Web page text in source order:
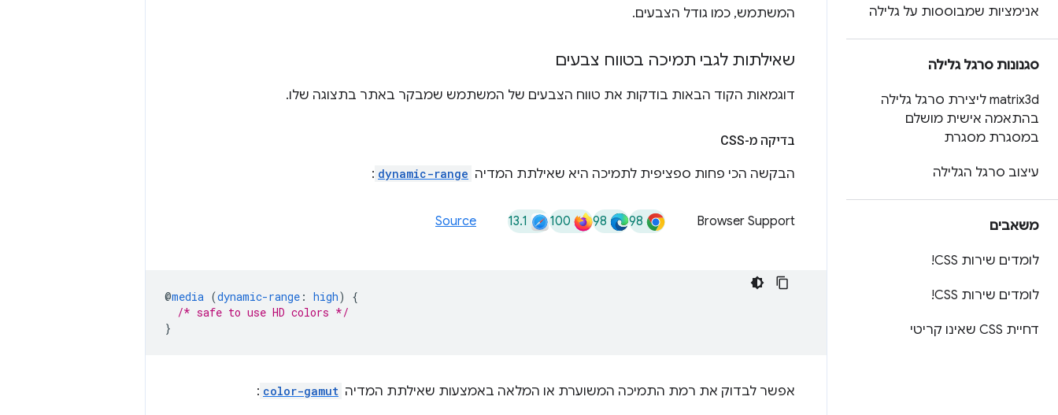
אנימציות שמבוססות על גלילה
סגנונות סרגל גלילה
matrix3d ליצירת סרגל גלילה
בהתאמה אישית מושלם
במסגרת מסגרת
עיצוב סרגל הגלילה
משאבים
לומדים שירות CSS!
לומדים שירות CSS!
דחיית CSS שאינו קריטי
המשתמש, כמו גודל הצבעים.
שאילתות לגבי תמיכה בטווח צבעים
דוגמאות הקוד הבאות בודקות את טווח הצבעים של המשתמש שמבקר באתר בתצוגה שלו.
בדיקה מ-CSS
הבקשה הכי פחות ספציפית לתמיכה היא שאילתת המדיה dynamic-range
:
Browser Support
98
98
100
13.1
Source
@media (dynamic-range : high)
{
/* safe to use HD colors */
}
אפשר לבדוק את רמת התמיכה המשוערת או המלאה באמצעות שאילתת המדיה color-gamut
: